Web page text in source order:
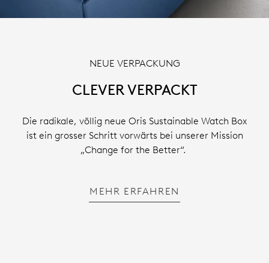
NEUE VERPACKUNG
CLEVER VERPACKT
Die radikale, völlig neue Oris Sustainable Watch Box
ist ein grosser Schritt vorwärts bei unserer Mission
„Change for the Better“.
MEHR ERFAHREN